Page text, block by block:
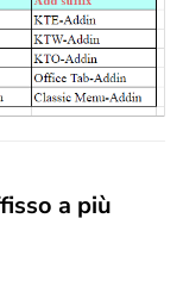
a più